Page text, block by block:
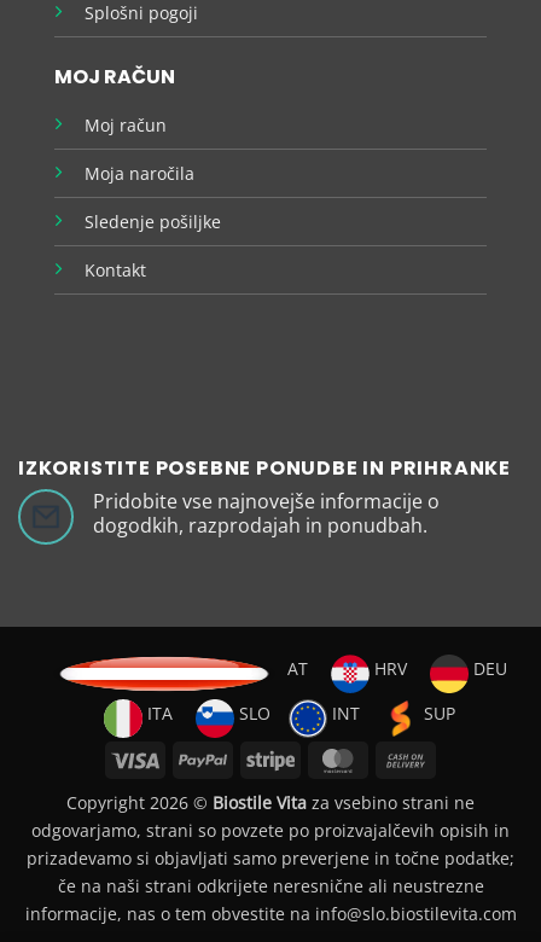
Splošni pogoji
MOJ RAČUN
Moj račun
Moja naročila
Sledenje pošiljke
Kontakt
IZKORISTITE POSEBNE PONUDBE IN PRIHRANKE
Pridobite vse najnovejše informacije o
dogodkih, razprodajah in ponudbah.
AT HRV
DEU
ITA
SLO INT
SUP
Visa
PayPal Stripe MasterCard
Delivery
Copyright 2026 © Biostile Vita za vsebino strani ne
odgovarjamo, strani so povzete po proizvajalčevih opisih in
prizadevamo si objavljati samo preverjene in točne podatke;
če na naši strani odkrijete neresnične ali neustrezne
informacije, nas o tem obvestite na info@slo.biostilevita.com